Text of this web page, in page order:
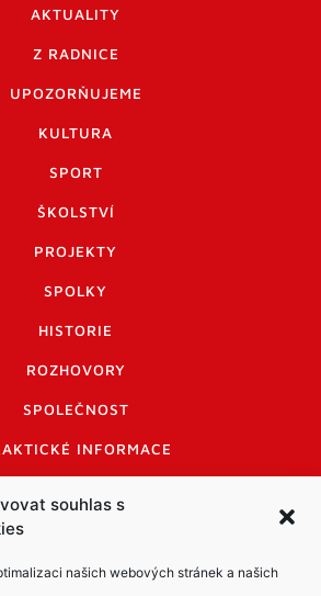
souhlas s
našich webových stránek a našich
AKTUALITY
Z RADNICE
UPOZORŇUJEME
KULTURA
SPORT
ŠKOLSTVÍ
PROJEKTY
SPOLKY
HISTORIE
ROZHOVORY
SPOLEČNOST
INFORMACE
A KODEX DISKUTUJÍCÍCH
A LOGO MANUÁL